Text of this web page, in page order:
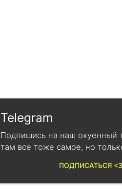
Telegram
Подпишись на наш охуенный
там все тоже самое, но
ПОДПИСАТЬСЯ <3